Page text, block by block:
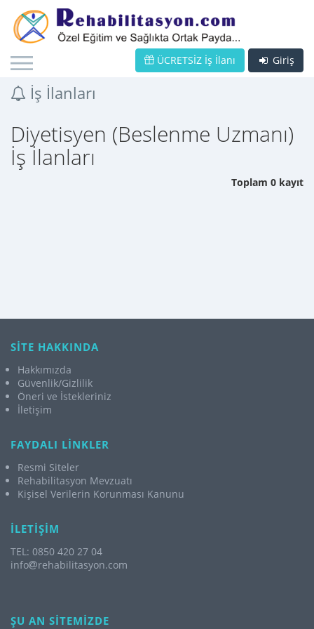
Giriş
ÜCRETSİZ İş İlanı
İş İlanları
Diyetisyen (Beslenme Uzmanı)
İş İlanları
Toplam 0 kayıt
SİTE HAKKINDA
Hakkımızda
Güvenlik/Gizlilik
Öneri ve İstekleriniz
İletişim
FAYDALI LİNKLER
Resmi Siteler
Rehabilitasyon Mevzuatı
Kişisel Verilerin Korunması Kanunu
İLETİŞİM
TEL: 0850 420 27 04
info
rehabilitasyon.com
ŞU AN SİTEMİZDE